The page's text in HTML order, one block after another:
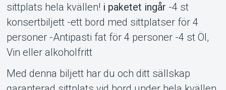
sittplats hela kvällen! i paketet ingår -4 st
konsertbiljett -ett bord med sittplatser för 4
personer -Antipasti fat för 4 personer -4 st Öl,
Vin eller alkoholfritt
Med denna biljett har du och ditt sällskap